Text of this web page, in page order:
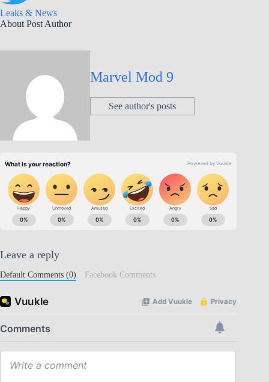
Leaks & News
About Post Author
Marvel Mod 9
See author's posts
Leave a reply
Default Comments (0) Facebook Comments